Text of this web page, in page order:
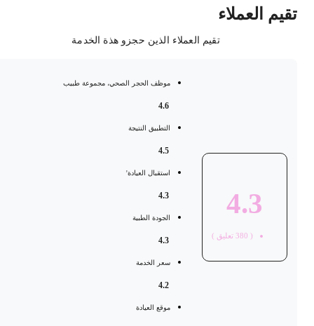
العملاء
تقيم العملاء الذين حجزو هذة الخدمة
4.3
380 تعليق )
موظف الحجر الصحي، مجموعة طبيب
التطبيق النتيجة
استقبال العيادة'
الجودة الطبية
سعر الخدمة
موقع العيادة